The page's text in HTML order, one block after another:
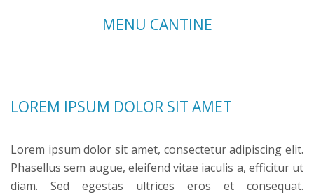
MENU CANTINE
LOREM IPSUM DOLOR SIT AMET
Lorem ipsum dolor sit amet, consectetur adipiscing elit.
Phasellus sem augue, eleifend vitae iaculis a, efficitur ut
diam. Sed egestas ultrices eros et consequat.